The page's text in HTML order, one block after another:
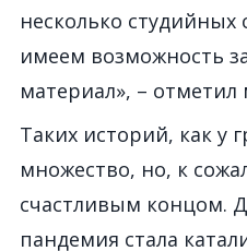
несколько студийных
имеем возможность
материал», – отметил
Таких историй, как у
множество, но, к
счастливым концом.
пандемия стала